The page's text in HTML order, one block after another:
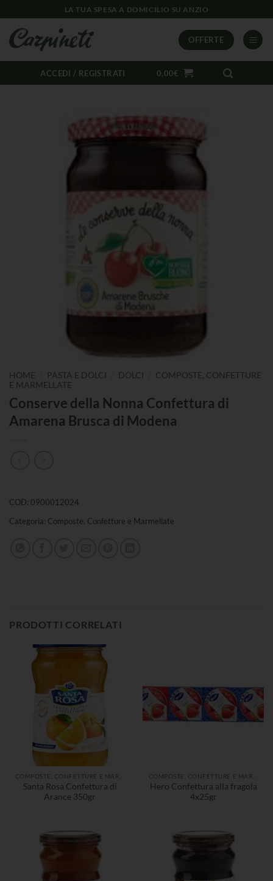
LA TUA SPESA A DOMICILIO SU ANZIO
OFFERTE
ACCEDI / REGISTRATI 0,00€
HOME PASTA E DOLCI DOLCI
COMPOSTE, CONFETTURE
E MARMELLATE
Conserve della Nonna Confettura di
Amarena Brusca di Modena
COD: 0900012024
Categoria: Composte, Confetture e Marmellate
PRODOTTI CORRELATI
Santa Rosa Confettura di
Arance 350gr
Hero Confettura alla fragola
4x25gr